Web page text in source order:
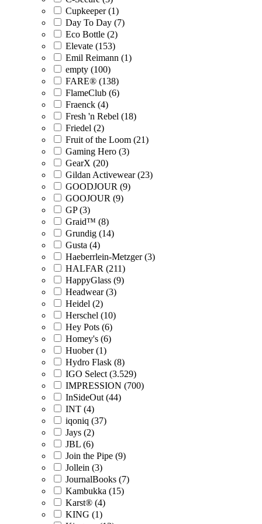
Cupkeeper (1)
Day To Day (7)
Eco Bottle (2)
Elevate (153)
Emil Reimann (1)
empty (100)
FARE® (138)
FlameClub (6)
Fraenck (4)
Fresh 'n Rebel (18)
Friedel (2)
Fruit of the Loom (21)
Gaming Hero (3)
GearX (20)
Gildan Activewear (23)
GOODJOUR (9)
GOOJOUR (9)
GP (3)
Graid™ (8)
Grundig (14)
Gusta (4)
Haeberrlein-Metzger (3)
HALFAR (211)
HappyGlass (9)
Headwear (3)
Heidel (2)
Herschel (10)
Hey Pots (6)
Homey's (6)
Huober (1)
Hydro Flask (8)
IGO Select (3.529)
IMPRESSION (700)
InSideOut (44)
INT (4)
iqoniq (37)
Jays (2)
JBL (6)
Join the Pipe (9)
Jollein (3)
JournalBooks (7)
Kambukka (15)
Karst® (4)
KING (1)